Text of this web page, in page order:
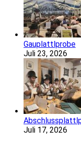
Gauplattlprobe
Juli 23, 2026
Juli 17, 2026